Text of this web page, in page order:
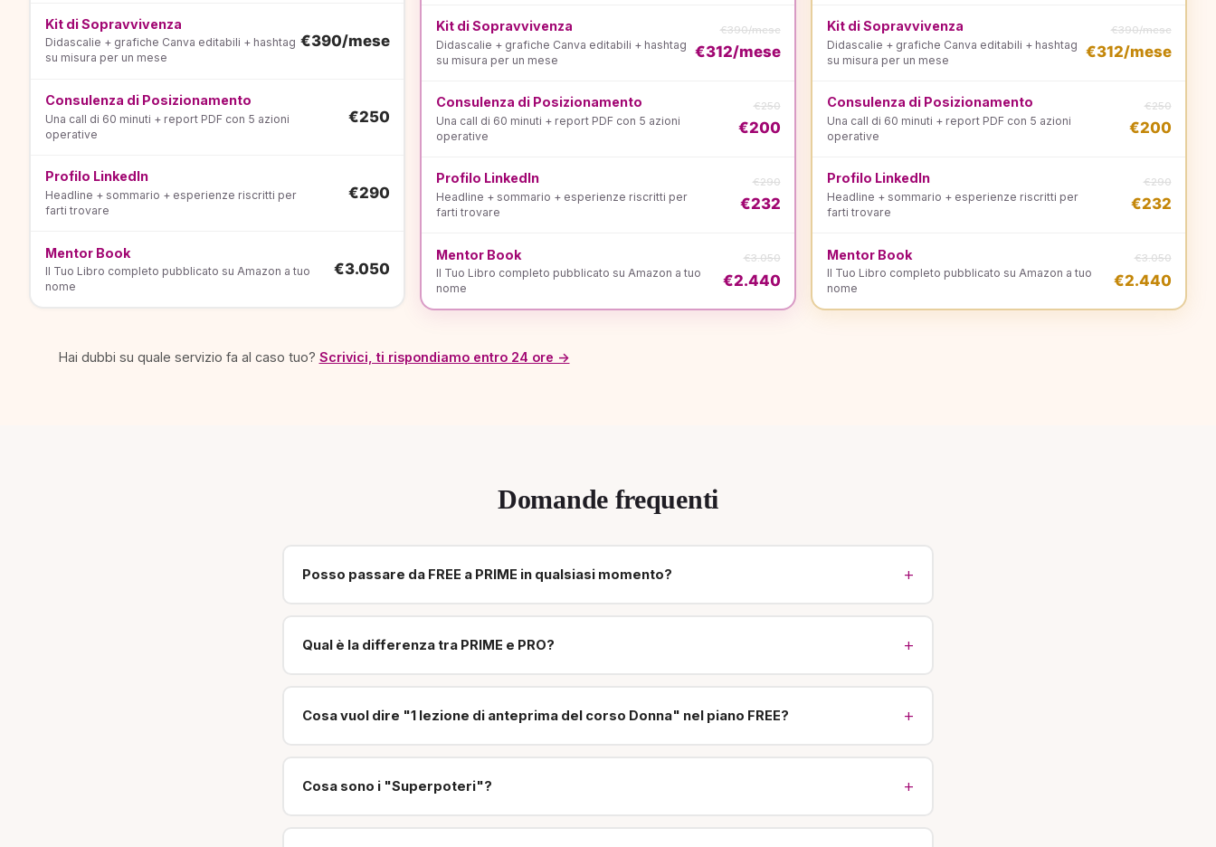
Kit di Sopravvivenza
Didascalie + grafiche Canva editabili + hashtag
su misura per un mese
€390/mese
Consulenza di Posizionamento
Una call di 60 minuti + report PDF con 5 azioni
operative
€250
Profilo LinkedIn
Headline + sommario + esperienze riscritti per
farti trovare
€290
Mentor Book
Il Tuo Libro completo pubblicato su Amazon a tuo
nome
€3.050
Kit di Sopravvivenza
Didascalie + grafiche Canva editabili + hashtag
su misura per un mese
€390/mese
€312/mese
Consulenza di Posizionamento
Una call di 60 minuti + report PDF con 5 azioni
operative
€250
€200
Profilo LinkedIn
Headline + sommario + esperienze riscritti per
farti trovare
€290
€232
Mentor Book
Il Tuo Libro completo pubblicato su Amazon a tuo
nome
€3.050
€2.440
Kit di Sopravvivenza
Didascalie + grafiche Canva editabili + hashtag
su misura per un mese
€390/mese
€312/mese
Consulenza di Posizionamento
Una call di 60 minuti + report PDF con 5 azioni
operative
€250
€200
Profilo LinkedIn
Headline + sommario + esperienze riscritti per
farti trovare
€290
€232
Mentor Book
Il Tuo Libro completo pubblicato su Amazon a tuo
nome
€3.050
€2.440
Hai dubbi su quale servizio fa al caso tuo? Scrivici, ti rispondiamo entro 24 ore →
Domande frequenti
Posso passare da FREE a PRIME in qualsiasi momento?
Qual è la differenza tra PRIME e PRO?
Cosa vuol dire "1 lezione di anteprima del corso Donna" nel piano FREE?
Cosa sono i "Superpoteri"?